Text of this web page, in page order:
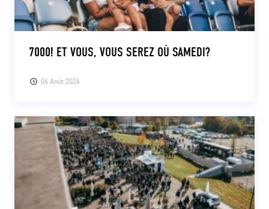
06 Août 2026
7000! ET VOUS, VOUS SEREZ OÙ SAMEDI?